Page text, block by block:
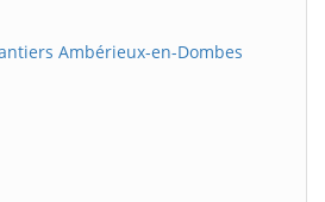
Ambérieux-en-Dombes